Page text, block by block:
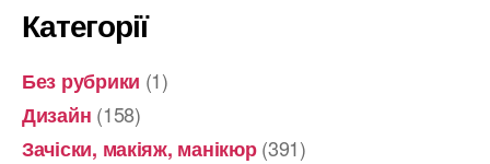
Категорії
Без рубрики (1)
Дизайн (158)
Зачіски, макіяж, манікюр(391)